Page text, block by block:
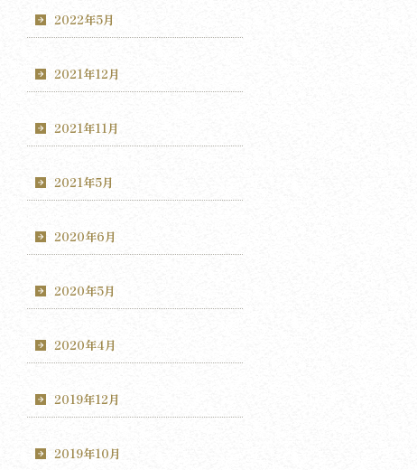
2022年5月
2021年12月
2021年11月
2021年5月
2020年6月
2020年5月
2020年4月
2019年12月
2019年10月